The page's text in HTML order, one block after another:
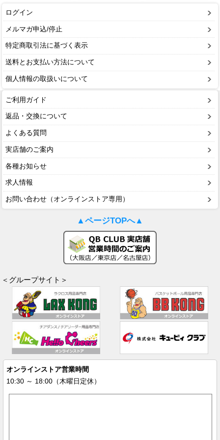
ログイン
メルマガ申込/停止
特定商取引法に基づく表示
送料とお支払い方法について
個人情報の取扱いについて
ご利用ガイド
返品・交換について
よくある質問
実店舗のご案内
各種お知らせ
求人情報
お問い合わせ（オンラインストア専用）
▲ページTOPへ▲
＜グループサイト＞
オンラインストア営業時間
10:30 ～ 18:00（木曜日定休）